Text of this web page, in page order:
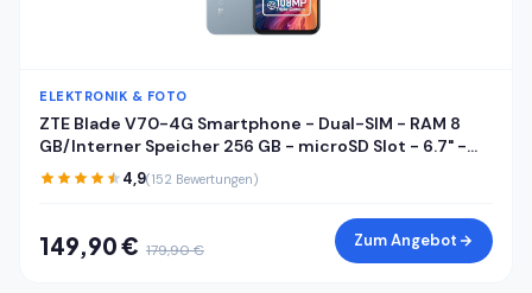
ELEKTRONIK & FOTO
ZTE Blade V70-4G Smartphone - Dual-SIM - RAM 8
GB/Interner Speicher 256 GB - microSD Slot - 6.7" -
1600 x 720 Pixel (120 Hz) - Triple-Kamera 108 MP, 2 MP
- Front Camera 16 MP - Sternenstaubgrau
4,9(152 Bewertungen)
149,90 € 179,90 € Zum Angebot